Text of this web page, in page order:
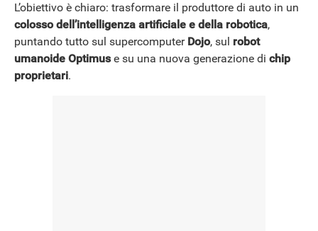
NEWS
L’obiettivo è chiaro: trasformare il produttore di auto in un
colosso dell’intelligenza artificiale e della robotica,
puntando tutto sul supercomputer Dojo, sul robot
umanoide Optimuse su una nuova generazione di chip
proprietari.